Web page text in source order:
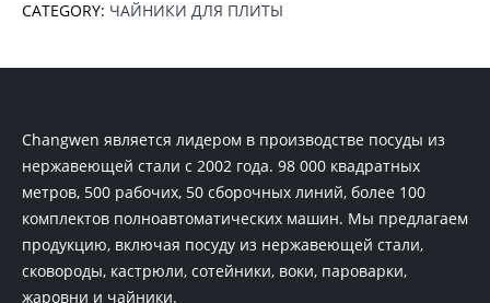
CATEGORY: ЧАЙНИКИ ДЛЯ ПЛИТЫ
Changwen является лидером в производстве посуды из
нержавеющей стали с 2002 года. 98 000 квадратных
метров, 500 рабочих, 50 сборочных линий, более 100
комплектов полноавтоматических машин. Мы предлагаем
продукцию, включая посуду из нержавеющей стали,
сковороды, кастрюли, сотейники, воки, пароварки,
жаровни и чайники.